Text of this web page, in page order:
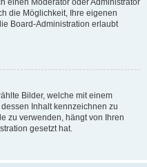
einen Moderator oder Administrator
die Möglichkeit, Ihre eigenen
Board-Administration erlaubt
Bilder, welche mit einem
Inhalt kennzeichnen zu
zu verwenden, hängt von Ihren
gesetzt hat.